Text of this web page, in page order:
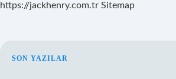
https://jackhenry.com.tr Sitemap
SIDEBAR
SON YAZILAR